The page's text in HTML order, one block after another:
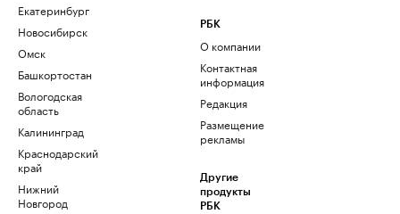
Екатеринбург
Новосибирск
Омск
Башкортостан
Вологодская
область
Калининград
Краснодарский
край
Нижний
Новгород
РБК
О компании
Контактная
информация
Редакция
Размещение
рекламы
Другие
продукты
РБК